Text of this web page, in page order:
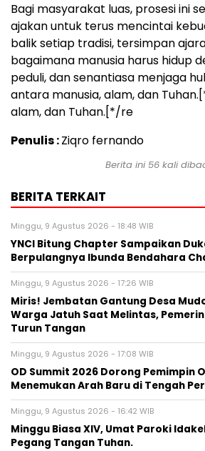
Bagi masyarakat luas, prosesi ini
ajakan untuk terus mencintai
balik setiap tradisi, tersimpan
bagaimana manusia harus hidup
peduli, dan senantiasa menjaga
antara manusia, alam, dan
alam, dan Tuhan.[*/re
Penulis :Ziqro fernando
Berita ini 56kali
BERITA TERKAIT
Minggu, 9 Agustus 2026 - 18:48 WIB
YNCI Bitung Chapter Sampaikan
Berpulangnya Ibunda Bendahara
Minggu, 9 Agustus 2026 - 17:26 WIB
Miris! Jembatan Gantung Desa
Warga Jatuh Saat Melintas,
Turun Tangan
Minggu, 9 Agustus 2026 - 17:08 WIB
OD Summit 2026 Dorong Pemimpin
Menemukan Arah Baru di Tengah
Minggu, 9 Agustus 2026 - 16:42 WIB
Minggu Biasa XIV, Umat Paroki
Pegang Tangan Tuhan.